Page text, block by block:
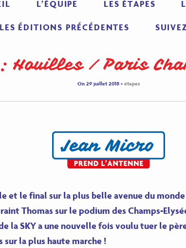
L’ÉQUIPE LES ÉTAPES
LES ÉDITIONS PRÉCÉDENTES
: Houilles / Paris
On 29 juillet 2018 - étapes
et le final sur la plus belle avenue du
Thomas sur le podium des Champs-
la SKY a une nouvelle fois voulu tuer le
sur la plus haute marche !